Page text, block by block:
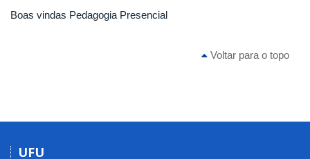
Boas vindas Pedagogia Presencial
Voltar para o topo
UFU